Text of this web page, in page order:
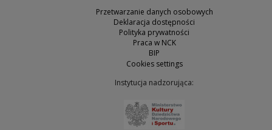
Przetwarzanie danych osobowych
Deklaracja dostępności
Polityka prywatności
Praca w NCK
BIP
Cookies settings
Instytucja nadzorująca: